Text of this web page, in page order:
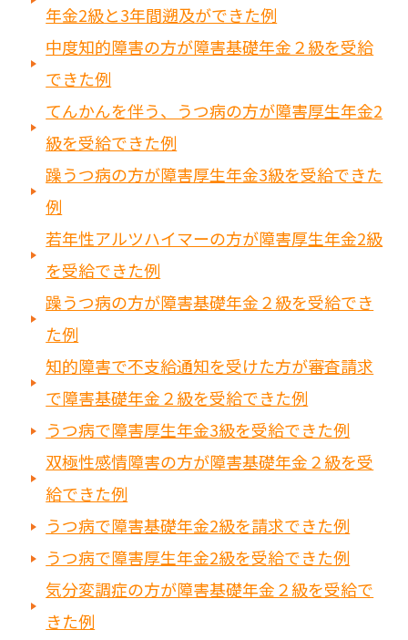
年金2級と3年間遡及ができた例
中度知的障害の方が障害基礎年金２級を受給
できた例
てんかんを伴う、うつ病の方が障害厚生年金2
級を受給できた例
躁うつ病の方が障害厚生年金3級を受給できた
例
若年性アルツハイマーの方が障害厚生年金2級
を受給できた例
躁うつ病の方が障害基礎年金２級を受給でき
た例
知的障害で不支給通知を受けた方が審査請求
で障害基礎年金２級を受給できた例
うつ病で障害厚生年金3級を受給できた例
双極性感情障害の方が障害基礎年金２級を受
給できた例
うつ病で障害基礎年金2級を請求できた例
うつ病で障害厚生年金2級を受給できた例
気分変調症の方が障害基礎年金２級を受給で
きた例